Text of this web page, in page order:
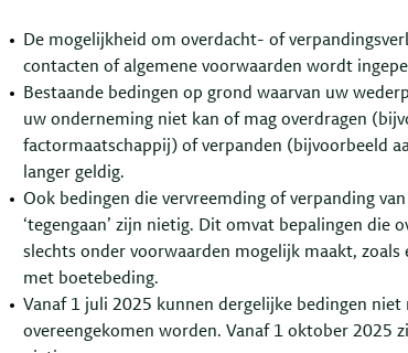
De mogelijkheid om overdacht- of
contacten of algemene voorwaarden wordt
Bestaande bedingen op grond waarvan uw
uw onderneming niet kan of mag overdragen
factormaatschappij) of verpanden (bijvoorbeeld
langer geldig.
Ook bedingen die vervreemding of verpanding
‘tegengaan’ zijn nietig. Dit omvat bepalingen die
slechts onder voorwaarden mogelijk maakt, zoals
met boetebeding.
Vanaf 1 juli 2025 kunnen dergelijke bedingen niet
overeengekomen worden. Vanaf 1 oktober 2025